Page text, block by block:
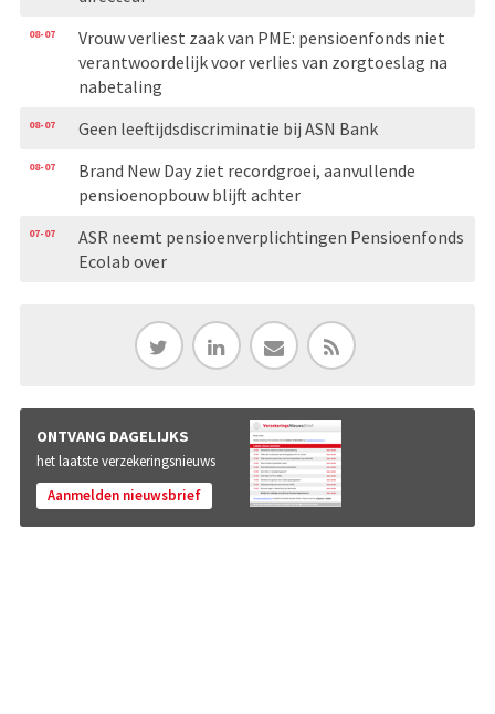
08-07
Vrouw verliest zaak van PME: pensioenfonds niet
verantwoordelijk voor verlies van zorgtoeslag na
nabetaling
08-07 Geen leeftijdsdiscriminatie bij ASN Bank
08-07
Brand New Day ziet recordgroei, aanvullende
pensioenopbouw blijft achter
07-07
ASR neemt pensioenverplichtingen Pensioenfonds
Ecolab over
ONTVANG DAGELIJKS
het laatste verzekeringsnieuws
Aanmelden nieuwsbrief